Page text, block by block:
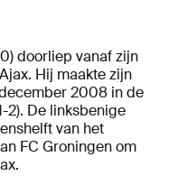
doorliep vanaf zijn
Hij maakte zijn
2008 in de
2). De linksbenige
van het
FC Groningen om